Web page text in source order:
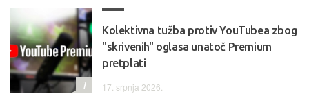
Kolektivna tužba protiv YouTubea zbog
"skrivenih" oglasa unatoč Premium
pretplati
17. srpnja 2026.
7